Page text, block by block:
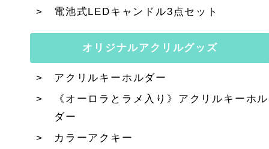
電池式LEDキャンドル3点セット
オリジナルアクリルグッズ
アクリルキーホルダー
《オーロラとラメ入り》アクリルキーホル
ダー
カラーアクキー